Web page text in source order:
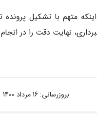
اینکه متهم با تشکیل
نهایت دقت را در
بروزرسانی: 16 مرداد 1400